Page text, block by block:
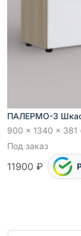
ПАЛЕРМО-3 Шкаф
900 x 1340 x
Под заказ
11900 ₽